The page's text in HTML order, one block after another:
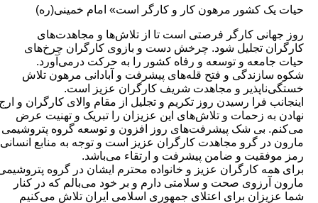
کشور مرهون کار و کارگر است» امام خمینی(ره)
کارگر فرصتی است تا از تلاش‌ها و مجاهدت‌های
تجلیل شود. چرخش دست و بازوی کارگران چرخ‌های
و توسعه و رفاه کشور را به حرکت در‌می‌آورد‌.
و فتح قله‌های پیشرفت و آبادانی مرهون تلاش
و مجاهدت شریف کارگران عزیز است.
فرا رسیدن روز تکریم و تجلیل از مقام والای کارگران و ارج
زحمات و تلاش‌های این عزیزان را تبریک و تهنیت عرض
بی شک پیشرفت‌های روز افزون و توسعه گروه پتروشیمی
گرو مجاهدت کارگران عزیز است و توجه به منابع انسانی
و ضامن پیشرفت و ارتقاء می‌باشد‌.
کارگران عزیز و خانواده محترم ایشان در گروه پتروشیمی
صحت و سلامتی دارم و بر خود می‌بالم که در کنار
برای اعتلای جمهوری اسلامی ایران تلاش می‌کنیم